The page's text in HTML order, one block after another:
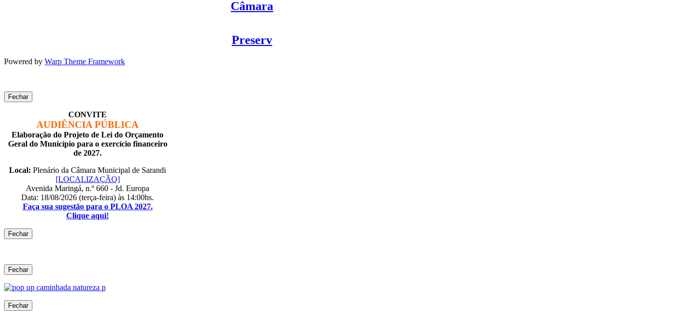
Câmara
Preserv
Powered by Warp Theme Framework
Fechar
CONVITE
AUDIÊNCIA PÚBLICA
Elaboração do Projeto de Lei do Orçamento
Geral do Município para o exercício financeiro
de 2027.
Local: Plenário da Câmara Municipal de Sarandi
[LOCALIZAÇÃO]
Avenida Maringá, n.º 660 - Jd. Europa
Data: 18/08/2026 (terça-feira) às 14:00hs.
Faça sua sugestão para o PLOA 2027.
Clique aqui!
Fechar
Fechar
Fechar